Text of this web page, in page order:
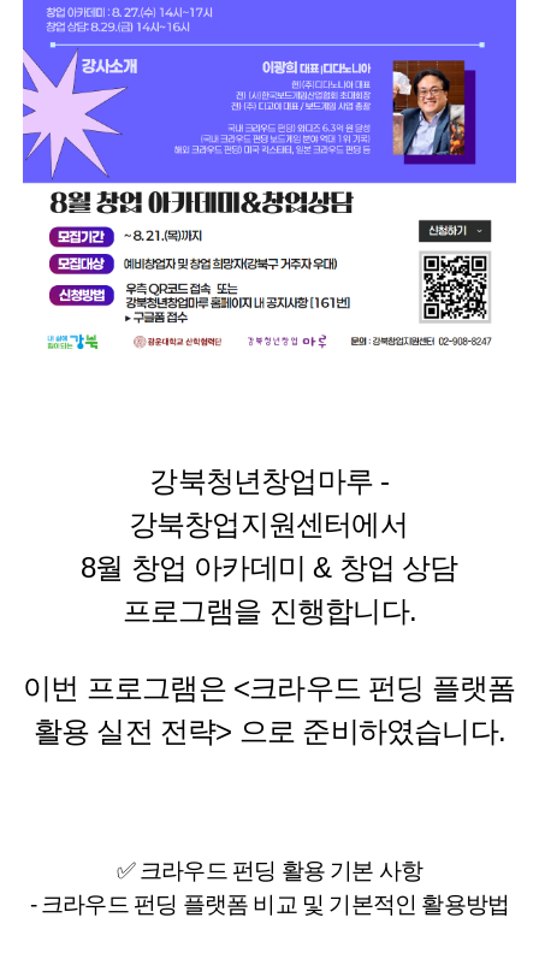
강북청년창업마루 -
강북창업지원센터에서
8월 창업 아카데미 & 창업 상담
프로그램을 진행합니다.
이번 프로그램은 <크라우드 펀딩 플랫폼
활용 실전 전략> 으로 준비하였습니다.
✅ 크라우드 펀딩 활용 기본 사항
- 크라우드 펀딩 플랫폼 비교 및 기본적인 활용방법